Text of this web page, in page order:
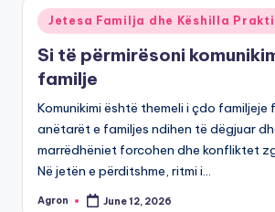
Posted
in
Jetesa Familja dhe Këshilla
Si të përmirësoni
familje
Komunikimi është themeli i çdo familjeje
anëtarët e familjes ndihen të dëgjuar
marrëdhëniet forcohen dhe konfliktet
Në jetën e përditshme, ritmi i…
Posted
Agron June 12, 2026